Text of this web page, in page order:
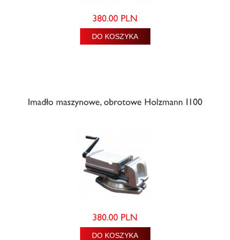
DO KOSZYKA
DO KOSZYKA